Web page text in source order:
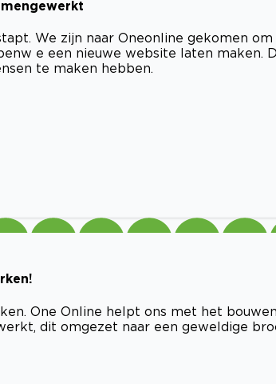
We zijn naar Oneonline gekomen
e een nieuwe website laten maken.
te maken hebben.
One Online helpt ons met het
dit omgezet naar een geweldige